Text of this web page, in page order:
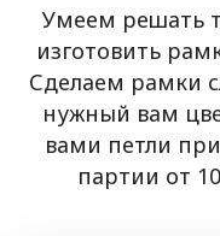
Умеем решать
изготовить
Сделаем рамки
нужный вам
вами петли
партии от